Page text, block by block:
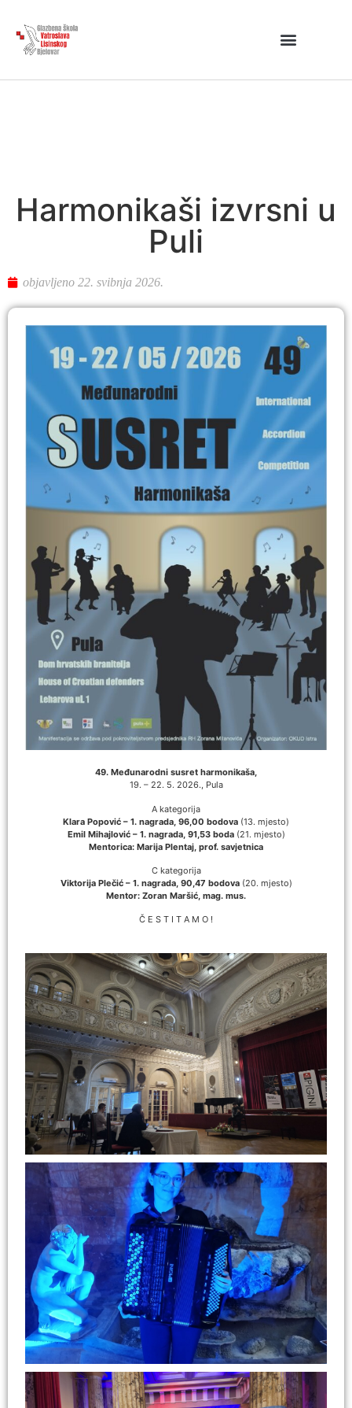
Harmonikaši izvrsni u
Puli
objavljeno 22. svibnja 2026.
49. Međunarodni susret harmonikaša,
19. – 22. 5. 2026., Pula
A kategorija
Klara Popović – 1. nagrada, 96,00 bodova (13. mjesto)
Emil Mihajlović – 1. nagrada, 91,53 boda(21. mjesto)
Mentorica: Marija Plentaj, prof. savjetnica
C kategorija
Viktorija Plečić – 1. nagrada, 90,47 bodova(20. mjesto)
Mentor: Zoran Maršić, mag. mus.
Č E S T I T A M O !